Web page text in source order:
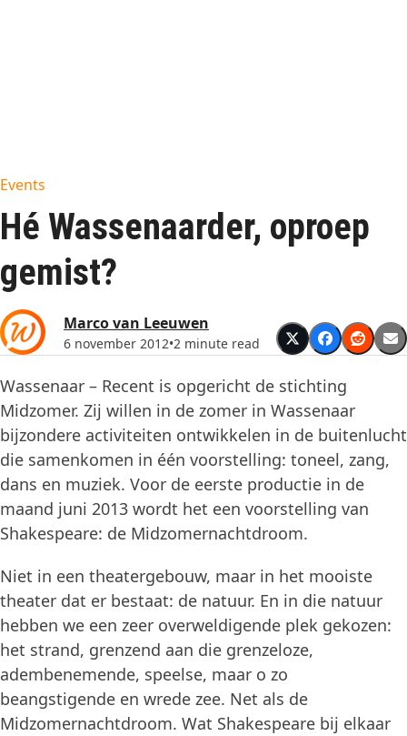
Events
Hé Wassenaarder, oproep
gemist?
Marco van Leeuwen
6 november 2012•2 minute read
Wassenaar – Recent is opgericht de stichting
Midzomer. Zij willen in de zomer in Wassenaar
bijzondere activiteiten ontwikkelen in de buitenlucht
die samenkomen in één voorstelling: toneel, zang,
dans en muziek. Voor de eerste productie in de
maand juni 2013 wordt het een voorstelling van
Shakespeare: de Midzomernachtdroom.
Niet in een theatergebouw, maar in het mooiste
theater dat er bestaat: de natuur. En in die natuur
hebben we een zeer overweldigende plek gekozen:
het strand, grenzend aan die grenzeloze,
adembenemende, speelse, maar o zo
beangstigende en wrede zee. Net als de
Midzomernachtdroom. Wat Shakespeare bij elkaar